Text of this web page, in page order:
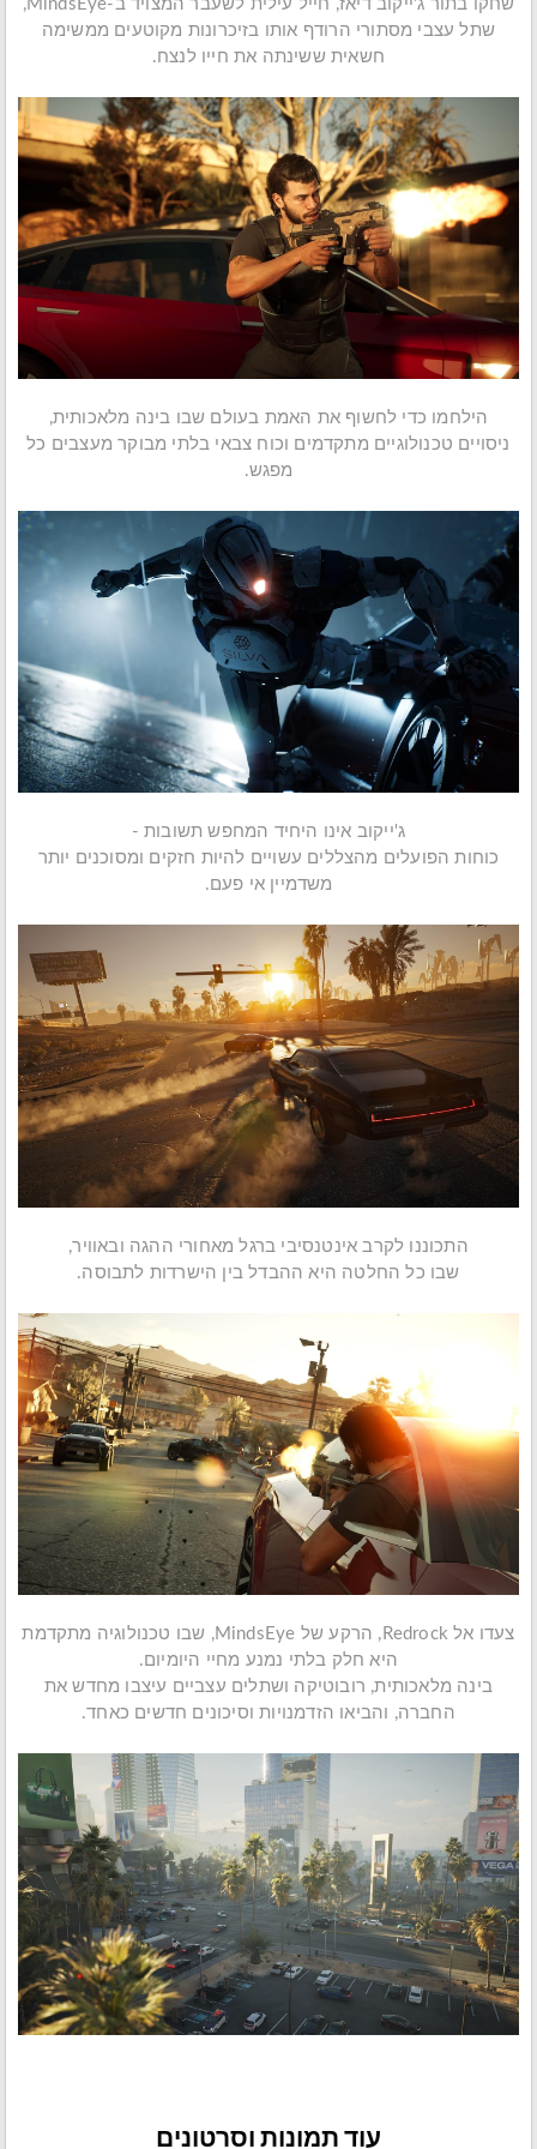
שחקו בתור ג'ייקוב דיאז, חייל עילית לשעבר המצויד ב-MindsEye,
שתל עצבי מסתורי הרודף אותו בזיכרונות מקוטעים ממשימה
חשאית ששינתה את חייו לנצח.
הילחמו כדי לחשוף את האמת בעולם שבו בינה מלאכותית,
ניסויים טכנולוגיים מתקדמים וכוח צבאי בלתי מבוקר מעצבים כל
מפגש.
ג'ייקוב אינו היחיד המחפש תשובות -
כוחות הפועלים מהצללים עשויים להיות חזקים ומסוכנים יותר
משדמיין אי פעם.
התכוננו לקרב אינטנסיבי ברגל מאחורי ההגה ובאוויר,
שבו כל החלטה היא ההבדל בין הישרדות לתבוסה.
צעדו אל Redrock, הרקע של MindsEye, שבו טכנולוגיה מתקדמת
היא חלק בלתי נמנע מחיי היומיום.
בינה מלאכותית, רובוטיקה ושתלים עצביים עיצבו מחדש את
החברה, והביאו הזדמנויות וסיכונים חדשים כאחד.
עוד תמונות וסרטונים